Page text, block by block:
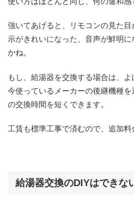
強いてあげると、リモコンの見た
示がきれいになった、音声が鮮明
かね。
もし、給湯器を交換する場合は、
今使っているメーカーの後継機種
の交換時間を短くできます。
工賃も標準工事で済むので、追加料
給湯器交換のDIYはできな